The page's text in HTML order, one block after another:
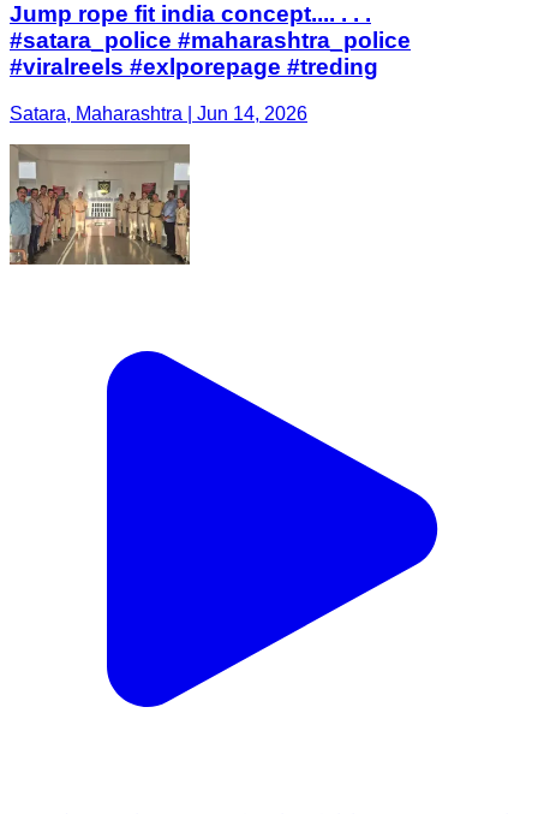
Jump rope fit india concept.... . . .
#satara_police #maharashtra_police
#viralreels #exlporepage #treding
Satara, Maharashtra | Jun 14, 2026